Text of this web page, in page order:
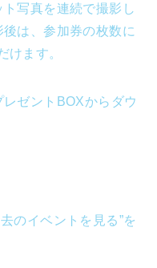
写真を連続で撮影し
は、参加券の枚数に
けます。
ゼントBOXからダウ
のイベントを見る”を